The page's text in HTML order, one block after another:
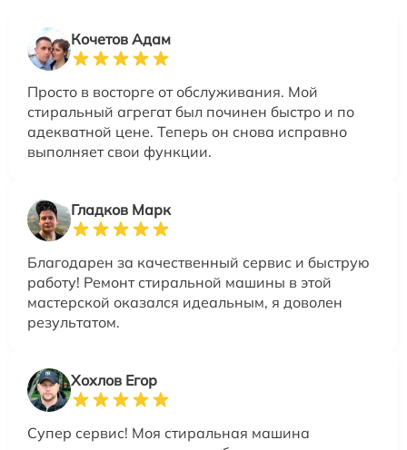
Кочетов Адам
Просто в восторге от обслуживания. Мой
стиральный агрегат был починен быстро и по
адекватной цене. Теперь он снова исправно
выполняет свои функции.
Гладков Марк
Благодарен за качественный сервис и быструю
работу! Ремонт стиральной машины в этой
мастерской оказался идеальным, я доволен
результатом.
Хохлов Егор
Супер сервис! Моя стиральная машина